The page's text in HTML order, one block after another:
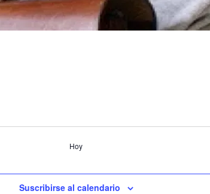
Hoy
Suscribirse al calendario